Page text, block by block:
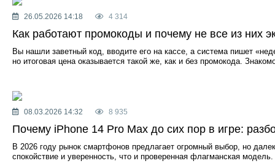
26.05.2026 14:18 4 314
Как работают промокоды и почему не все из них
Вы нашли заветный код, вводите его на кассе, а система пишет
но итоговая цена оказывается такой же, как и без промокода.
08.03.2026 14:32 8 935
Почему iPhone 14 Pro Max до сих пор в игре:
В 2026 году рынок смартфонов предлагает огромный выбор, но
спокойствие и уверенность, что и проверенная флагманская